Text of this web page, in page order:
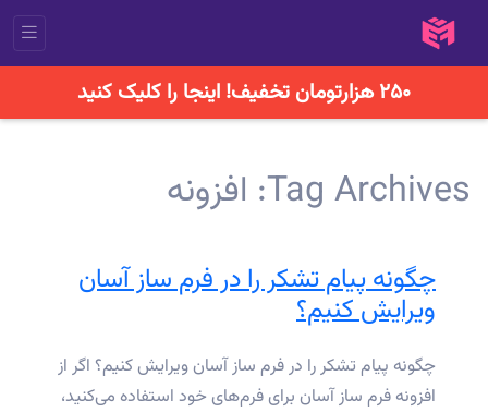
۲۵۰ هزارتومان تخفیف! اینجا را کلیک کنید
Tag Archives: افزونه
چگونه پیام تشکر را در فرم ساز آسان
ویرایش کنیم؟
چگونه پیام تشکر را در فرم ساز آسان ویرایش کنیم؟ اگر از
افزونه فرم ساز آسان برای فرم‌های خود استفاده می‌کنید،